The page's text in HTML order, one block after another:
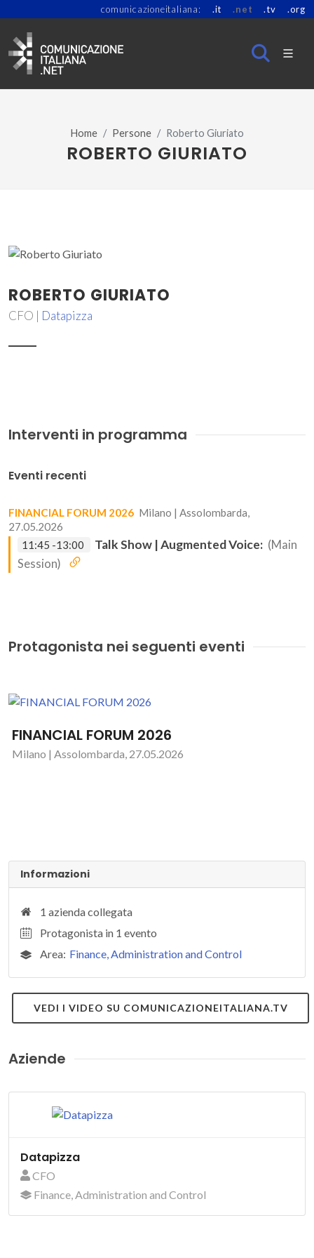
comunicazioneitaliana: .it .net .tv .org
Home Persone Roberto Giuriato
ROBERTO GIURIATO
ROBERTO GIURIATO
CFO | Datapizza
Interventi in programma
Eventi recenti
FINANCIAL FORUM 2026 Milano | Assolombarda,
27.05.2026
11:45 -13:00
Talk Show | Augmented Voice: (Main
Session)
Protagonista nei seguenti eventi
FINANCIAL FORUM 2026
Milano | Assolombarda, 27.05.2026
Informazioni
1 azienda collegata
Protagonista in 1 evento
Area: Finance, Administration and Control
VEDI I VIDEO SU COMUNICAZIONEITALIANA.TV
Aziende
Datapizza
CFO
Finance, Administration and Control